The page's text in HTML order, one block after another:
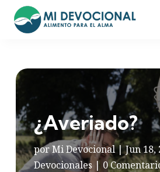
¿Averiado?
porMi Devocional|Jun 18,
Devocionales| 0